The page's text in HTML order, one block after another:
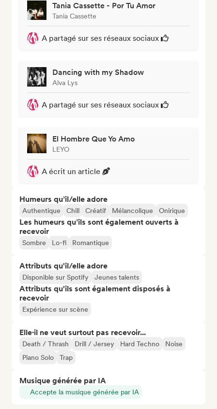
Tania Cassette - Por Tu Amor
Tania Cassette
A partagé sur ses réseaux sociaux
Dancing with my Shadow
Alva Lys
A partagé sur ses réseaux sociaux
El Hombre Que Yo Amo
LEYO
A écrit un article
Humeurs qu’il/elle adore
Authentique Chill Créatif Mélancolique Onirique
Les humeurs qu’ils sont également ouverts à
recevoir
Sombre Lo-fi Romantique
Attributs qu'il/elle adore
Disponible sur Spotify Jeunes talents
Attributs qu'ils sont également disposés à
recevoir
Expérience sur scène
Elle·il ne veut surtout pas recevoir...
Death / Thrash Drill / Jersey Hard Techno
Noise
Piano Solo
Trap
Musique générée par IA
Accepte la musique générée par IA